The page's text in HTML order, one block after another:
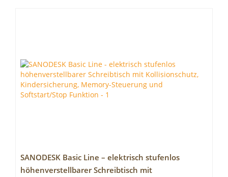
SANODESK Basic Line – elektrisch stufenlos
höhenverstellbarer Schreibtisch mit